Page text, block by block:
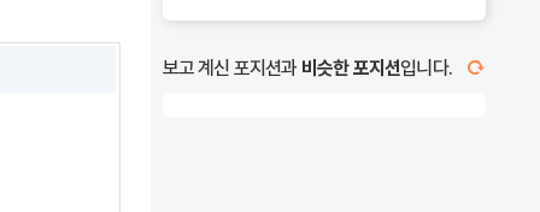
보고 계신 포지션과 비슷한 포지션입니다.